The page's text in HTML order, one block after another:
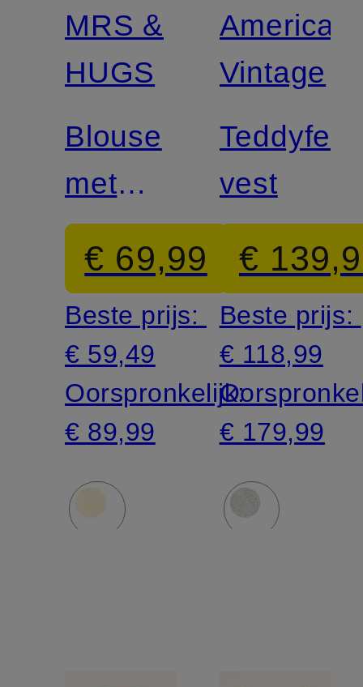
MRS &
HUGS
Blouse
met
volants
€ 69,99
Beste prijs:
€ 59,49
Oorspronkelijk:
€ 89,99
American
Vintage
Teddyfell-
vest
€
Beste prijs:
€ 118,99
€ 179,99